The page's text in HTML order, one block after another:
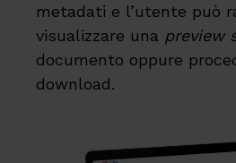
metadati e l’utente può
visualizzare una preview
documento oppure
download.